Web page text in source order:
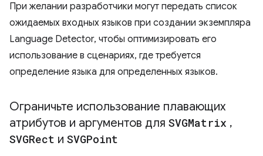
При желании разработчики могут передать список
ожидаемых входных языков при создании экземпляра
Language Detector, чтобы оптимизировать его
использование в сценариях, где требуется
определение языка для определенных языков.
Ограничьте использование плавающих
атрибутов и аргументов для SVGMatrix ,
SVGRect и SVGPoint